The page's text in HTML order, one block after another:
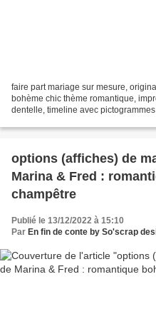
faire part mariage sur mesure,
bohème chic thème romantique,
dentelle, timeline avec
options (affiches) de
Marina & Fred :
champêtre
Publié le 13/12/2022 à 15:10
Par En fin de conte by So'scrap